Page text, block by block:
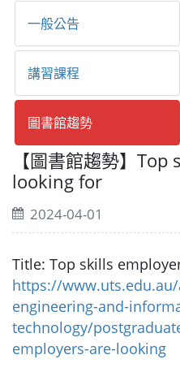
一般公告
講習課程
圖書館趨勢
【圖書館趨勢】
looking for
2024-04-01
Title: Top skills
https://
engineering-and-
technology/
employers-are-looking